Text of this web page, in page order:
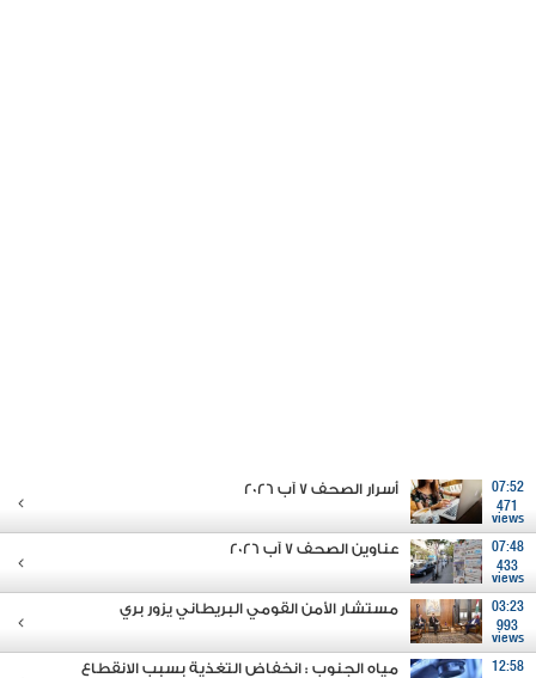
07:52
471
views
أسرار الصحف 7 آب 2026
07:48
433
views
عناوين الصحف 7 آب 2026
03:23
993
views
مستشار الأمن القومي البريطاني يزور بري
12:58
مياه الجنوب : انخفاض التغذية بسبب الانقطاع